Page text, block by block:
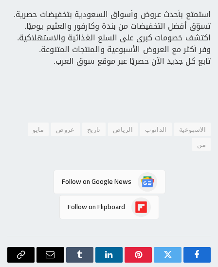
استمتع بأحدث عروض وأسواق السعودية بتخفيضات حصرية.
تسوّق أفضل التخفيضات من بندة وكارفور والعثيم يوميًا.
اكتشف خصومات كبرى على السلع الغذائية والاستهلاكية.
وفر أكثر مع العروض الأسبوعية والمنتجات المتنوعة.
تابع كل جديد الآن حصريًا عبر موقع سوق العرب.
الاسبوعية الدانوب الرياض تاريخ عروض
مايو
من
Follow on Google News
Follow on Flipboard
فيسبوكتويتر بينتيريستلينكدإن Tumblr البريد
Copy